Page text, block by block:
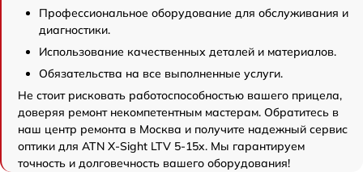
Профессиональное оборудование для обслуживания и
диагностики.
Использование качественных деталей и материалов.
Обязательства на все выполненные услуги.
Не стоит рисковать работоспособностью вашего прицела,
доверяя ремонт некомпетентным мастерам. Обратитесь в
наш центр ремонта в Москва и получите надежный сервис
оптики для ATN X-Sight LTV 5-15x. Мы гарантируем
точность и долговечность вашего оборудования!